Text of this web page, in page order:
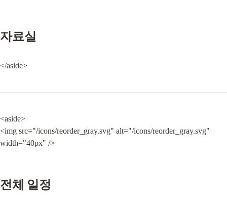
자료실
</aside>
<aside>
<img src="/icons/reorder_gray.svg" alt="/icons/reorder_gray.svg"
width="40px" />
전체 일정